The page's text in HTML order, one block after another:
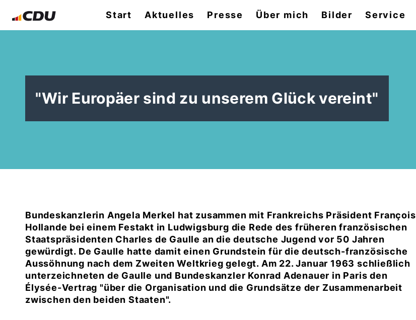
Start Aktuelles Presse Über mich Bilder Service
"Wir Europäer sind zu unserem Glück vereint"
Bundeskanzlerin Angela Merkel hat zusammen mit Frankreichs Präsident François
Hollande bei einem Festakt in Ludwigsburg die Rede des früheren französischen
Staatspräsidenten Charles de Gaulle an die deutsche Jugend vor 50 Jahren
gewürdigt. De Gaulle hatte damit einen Grundstein für die deutsch-französische
Aussöhnung nach dem Zweiten Weltkrieg gelegt. Am 22. Januar 1963 schließlich
unterzeichneten de Gaulle und Bundeskanzler Konrad Adenauer in Paris den
Élysée-Vertrag "über die Organisation und die Grundsätze der Zusammenarbeit
zwischen den beiden Staaten".